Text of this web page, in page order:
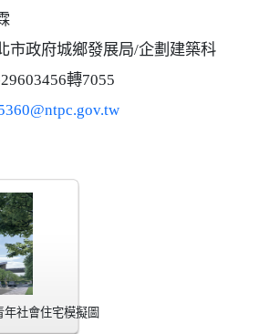
市政府城鄉發展局/企劃建築科
轉7055
社會住宅模擬圖